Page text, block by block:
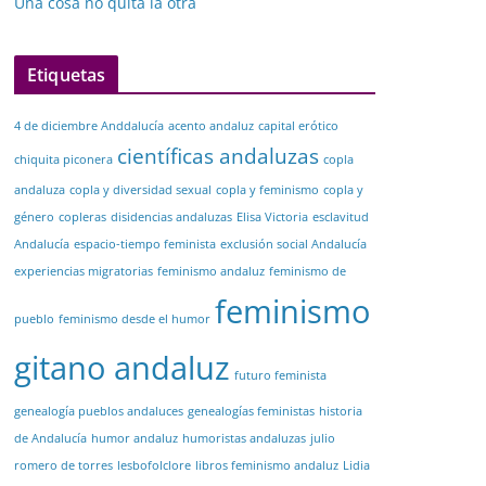
Etiquetas
4 de diciembre Anddalucía acento andaluz capital erótico
chiquita piconera científicas andaluzas copla
andaluza copla y diversidad sexual copla y feminismo copla y
género copleras disidencias andaluzas Elisa Victoria esclavitud
Andalucía espacio-tiempo feminista exclusión social Andalucía
experiencias migratorias feminismo andaluz feminismo de
pueblo feminismo desde el humor feminismo
gitano andaluz futuro feminista
genealogía pueblos andaluces genealogías feministas historia
de Andalucía humor andaluz humoristas andaluzas julio
romero de torres lesbofolclore libros feminismo andaluz Lidia